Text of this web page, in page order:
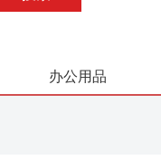
办公用品